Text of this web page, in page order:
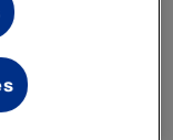
fois votre
les comptes